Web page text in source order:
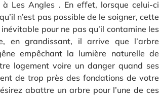
à Les Angles . En effet, lorsque celui-ci
n’est pas possible de le soigner, cette
pour ne pas qu’il contamine les
en grandissant, il arrive que l’arbre
empêchant la lumière naturelle de
logement voire un danger quand ses
de trop près des fondations de votre
abattre un arbre pour l’une de ces